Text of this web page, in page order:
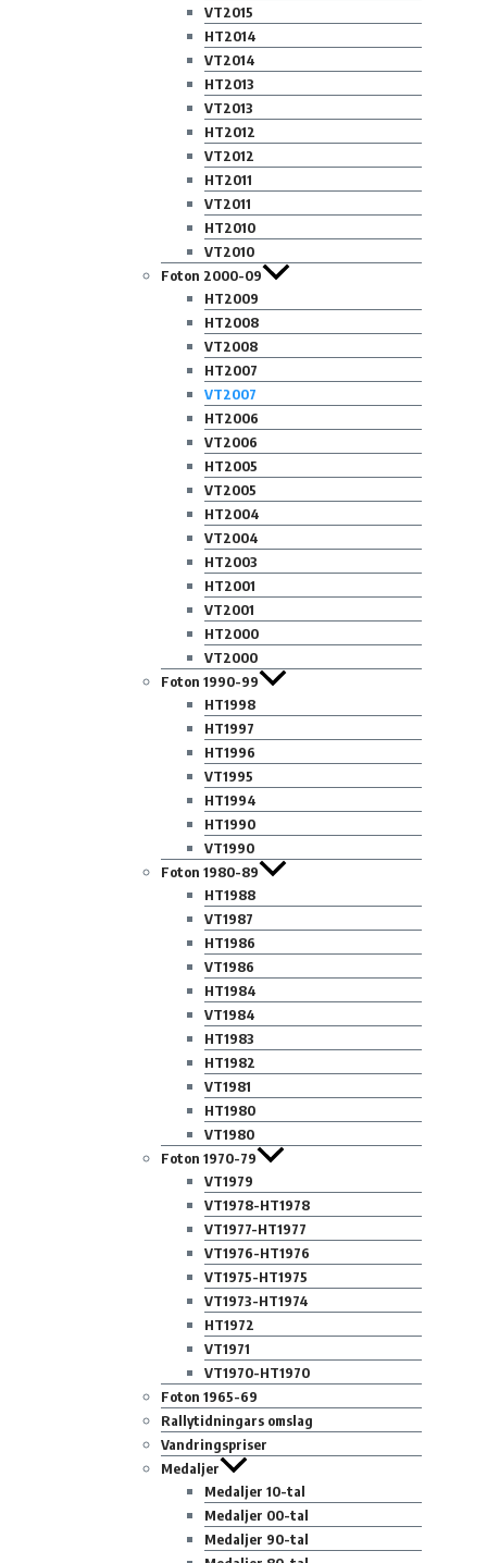
VT2015
HT2014
VT2014
HT2013
VT2013
HT2012
VT2012
HT2011
VT2011
HT2010
VT2010
Foton 2000-09
HT2009
HT2008
VT2008
HT2007
VT2007
HT2006
VT2006
HT2005
VT2005
HT2004
VT2004
HT2003
HT2001
VT2001
HT2000
VT2000
Foton 1990-99
HT1998
HT1997
HT1996
VT1995
HT1994
HT1990
VT1990
Foton 1980-89
HT1988
VT1987
HT1986
VT1986
HT1984
VT1984
HT1983
HT1982
VT1981
HT1980
VT1980
Foton 1970-79
VT1979
VT1978-HT1978
VT1977-HT1977
VT1976-HT1976
VT1975-HT1975
VT1973-HT1974
HT1972
VT1971
VT1970-HT1970
Foton 1965-69
Rallytidningars omslag
Vandringspriser
Medaljer
Medaljer 10-tal
Medaljer 00-tal
Medaljer 90-tal